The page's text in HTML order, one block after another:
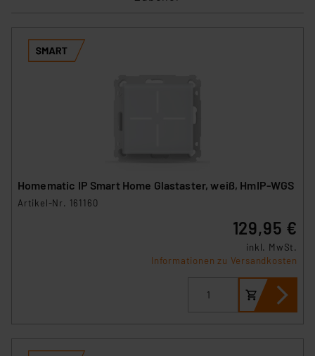
Homematic IP Smart Home Glastaster, weiß, HmIP-WGS
Artikel-Nr. 161160
129,95 €
inkl. MwSt.
Informationen zu Versandkosten